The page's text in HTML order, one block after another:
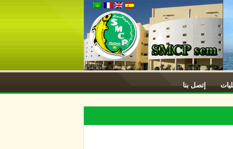
إتصل بنا